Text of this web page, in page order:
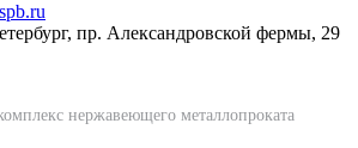
пр. Александровской фермы, 29
нержавеющего металлопроката